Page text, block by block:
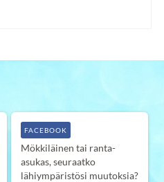
Mökkiläinen tai ranta-
asukas, seuraatko
lähiympäristösi muutoksia?
FACEBOOK